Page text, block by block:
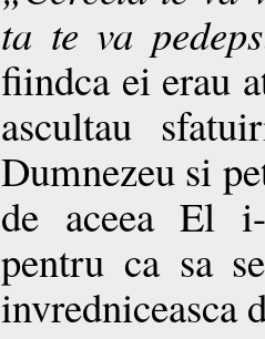
ta te va
fiindca ei erau
ascultau
Dumnezeu si
de aceea El
pentru ca sa
invredniceasca